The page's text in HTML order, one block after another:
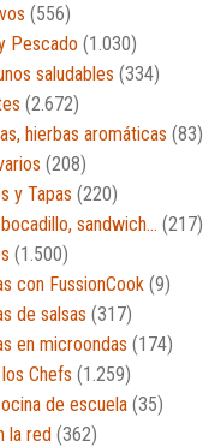
(556)
Pescado (1.030)
saludables (334)
(2.672)
hierbas aromáticas (83)
(208)
y Tapas (220)
sandwich… (217)
(1.500)
con FussionCook (9)
de salsas (317)
en microondas (174)
Chefs (1.259)
de escuela (35)
la red (362)